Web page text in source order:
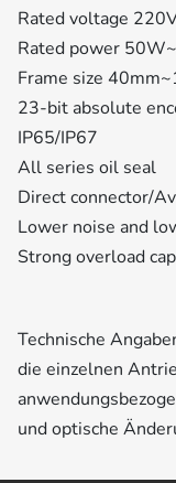
Rated voltage
Rated power
Frame size
23-bit absolute
IP65/IP67
All series oil seal
Direct connector/
Lower noise and
Strong overload
Technische
die einzelnen
und optische